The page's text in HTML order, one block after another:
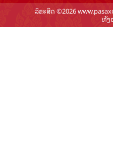
ລິຂະສິດ ©2026
ທັງ